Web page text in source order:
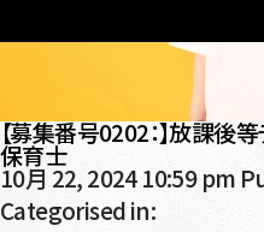
【募集番号0202：】放課後
保育士
10月 22, 2024 10:59 pm
Categorised in: